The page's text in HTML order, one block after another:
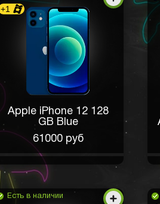
+1
Apple iPhone 12 128
GB Blue
61000 руб
Есть в наличии